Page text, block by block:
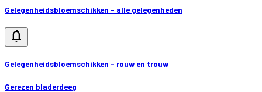
Gelegenheidsbloemschikken - alle gelegenheden
notifications
Gelegenheidsbloemschikken - rouw en trouw
Gerezen bladerdeeg